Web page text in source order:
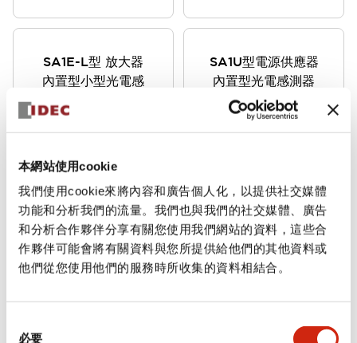
本網站使用cookie
我們使用cookie來將內容和廣告個人化，以提供社交媒體
功能和分析我們的流量。我們也與我們的社交媒體、廣告
和分析合作夥伴分享有關您使用我們網站的資料，這些合
作夥伴可能會將有關資料與您所提供給他們的其他資料或
他們從您使用他們的服務時所收集的資料相結合。
必要
SA1E-L型 放大器
內置型小型光電感
採用可安全使用的
Class 1雷射。同等級
出高速移動的物體。
SA1U型電源供應器
內置型光電感測器
通用電源型、DC 電源
型、計時功能型機種豐
50m（透過型）。